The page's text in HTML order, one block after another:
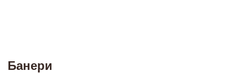
Банери